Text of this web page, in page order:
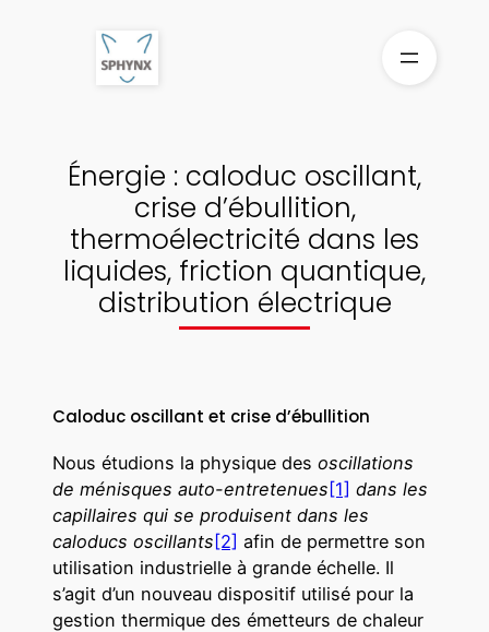
Énergie : caloduc oscillant,
crise d’ébullition,
thermoélectricité dans les
liquides, friction quantique,
distribution électrique
Caloduc oscillant et crise d’ébullition
Nous étudions la physique des oscillations
de ménisques auto-entretenues[1] dans les
capillaires qui se produisent dans les
caloducs oscillants[2] afin de permettre son
utilisation industrielle à grande échelle. Il
s’agit d’un nouveau dispositif utilisé pour la
gestion thermique des émetteurs de chaleur